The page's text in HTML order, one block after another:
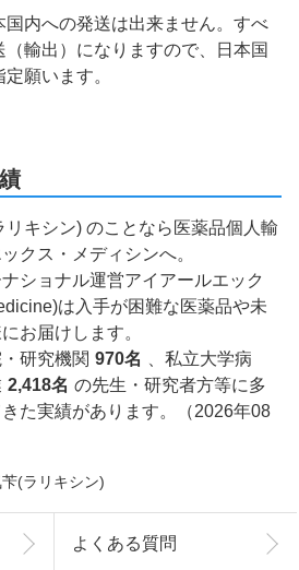
国内への発送は出来ません。すべ
輸出）になりますので、日本国
願います。
リキシン) のことなら医薬品個人輸
クス・メディシンへ。
ショナル運営アイアールエック
は入手が困難な医薬品や未
お届けします。
研究機関 970名
、私立大学病
2,418名 の先生・研究者方等に多
た実績があります。（2026年08
(ラリキシン)
よくある質問